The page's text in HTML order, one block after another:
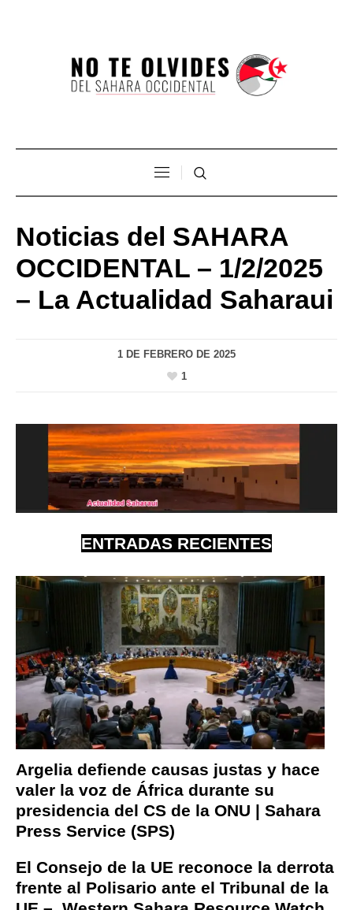
Noticias del SAHARA
OCCIDENTAL – 1/2/2025
– La Actualidad Saharaui
1 DE FEBRERO DE 2025
1
ENTRADAS RECIENTES
Argelia defiende causas justas y hace
valer la voz de África durante su
presidencia del CS de la ONU | Sahara
Press Service (SPS)
El Consejo de la UE reconoce la derrota
frente al Polisario ante el Tribunal de la